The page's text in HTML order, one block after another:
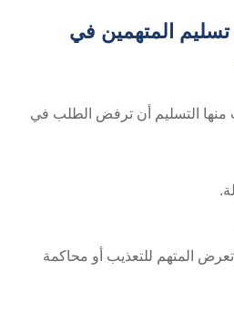
المتهمين في
منها التسليم أن ترفض الطلب في
المتهم للتعذيب أو محاكمة